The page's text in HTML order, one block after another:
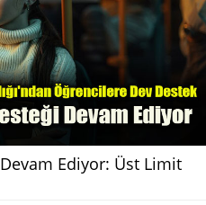
Ediyor: Üst Limit